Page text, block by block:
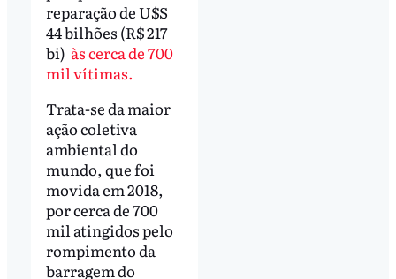
reparação de U$S
44 bilhões (R$ 217
bi) às cerca de 700
mil vítimas.
Trata-se da maior
ação coletiva
ambiental do
mundo, que foi
movida em 2018,
por cerca de 700
mil atingidos pelo
rompimento da
barragem do